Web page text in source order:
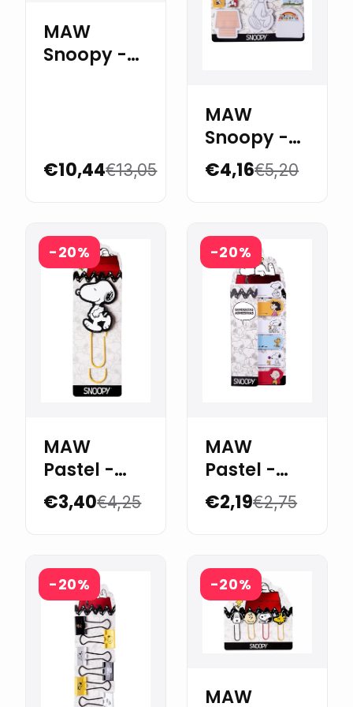
MAW
Snoopy -
€10,44€13,05
MAW
Snoopy -
Set de
Notas
€4,16€5,20
-20%
MAW
Pastel -
Snoopy
jumbo
€3,40€4,25
-20%
MAW
Pastel -
Snoopy
banderitas
€2,19€2,75
-20% -20%
MAW